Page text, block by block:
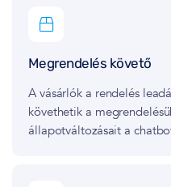
Megrendelés követő
A vásárlók a rendelés
követhetik a
állapotváltozásait a